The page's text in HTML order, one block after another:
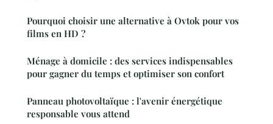
Pourquoi choisir une alternative à Ovtok pour vos
films en HD ?
Ménage à domicile : des services indispensables
pour gagner du temps et optimiser son confort
Panneau photovoltaïque : l'avenir énergétique
responsable vous attend